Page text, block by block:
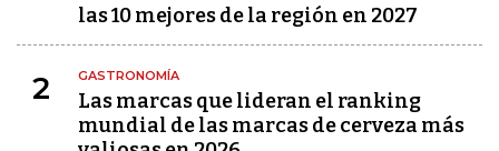
las 10 mejores de la región en 2027
2 GASTRONOMÍA
Las marcas que lideran el ranking
mundial de las marcas de cerveza más